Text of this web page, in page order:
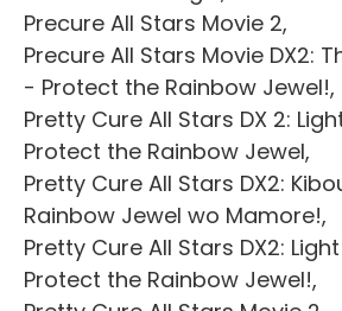
Precure All Stars Movie 2,
Precure All Stars Movie DX2:
- Protect the Rainbow Jewel!,
Pretty Cure All Stars DX 2:
Protect the Rainbow Jewel,
Pretty Cure All Stars DX2:
Rainbow Jewel wo Mamore!,
Pretty Cure All Stars DX2:
Protect the Rainbow Jewel!,